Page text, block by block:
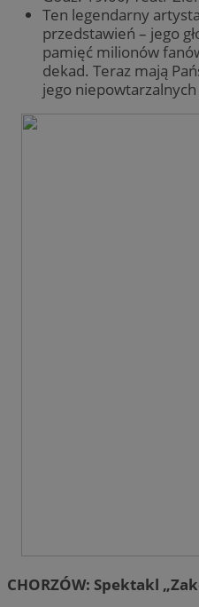
Ten legendarny
przedstawień – jego
pamięć milionów
dekad. Teraz mają
jego
CHORZÓW: Spektakl